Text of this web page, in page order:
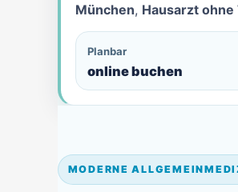
München, Hausarzt
Planbar
online buchen
MODERNE